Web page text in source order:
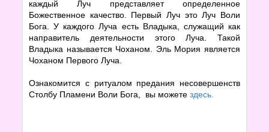
каждый Луч представляет определенное
Божественное качество. Первый Луч это Луч Воли
Бога. У каждого Луча есть Владыка, служащий как
направитель деятельности этого Луча. Такой
Владыка называется Чоханом. Эль Мория является
Чоханом Первого Луча.
Ознакомится с ритуалом предания несовершенств
Столбу Пламени Воли Бога, вы можетездесь.